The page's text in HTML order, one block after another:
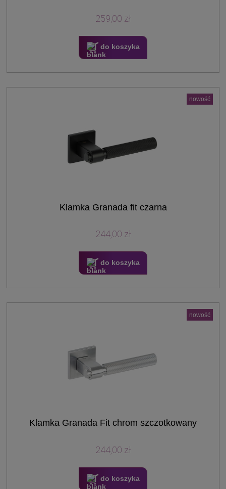
259,00 zł
do koszyka
Klamka Granada fit czarna
244,00 zł
do koszyka
nowość
Klamka Granada Fit chrom szczotkowany
244,00 zł
do koszyka
nowość